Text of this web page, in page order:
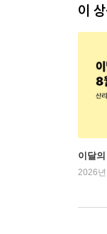
이
이달
2026